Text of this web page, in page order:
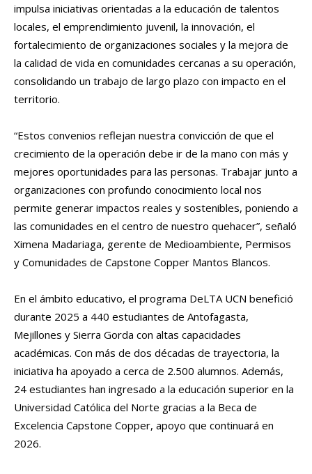
impulsa iniciativas orientadas a la educación de talentos
locales, el emprendimiento juvenil, la innovación, el
fortalecimiento de organizaciones sociales y la mejora de
la calidad de vida en comunidades cercanas a su operación,
consolidando un trabajo de largo plazo con impacto en el
territorio.
“Estos convenios reflejan nuestra convicción de que el
crecimiento de la operación debe ir de la mano con más y
mejores oportunidades para las personas. Trabajar junto a
organizaciones con profundo conocimiento local nos
permite generar impactos reales y sostenibles, poniendo a
las comunidades en el centro de nuestro quehacer”, señaló
Ximena Madariaga, gerente de Medioambiente, Permisos
y Comunidades de Capstone Copper Mantos Blancos.
En el ámbito educativo, el programa DeLTA UCN benefició
durante 2025 a 440 estudiantes de Antofagasta,
Mejillones y Sierra Gorda con altas capacidades
académicas. Con más de dos décadas de trayectoria, la
iniciativa ha apoyado a cerca de 2.500 alumnos. Además,
24 estudiantes han ingresado a la educación superior en la
Universidad Católica del Norte gracias a la Beca de
Excelencia Capstone Copper, apoyo que continuará en
2026.